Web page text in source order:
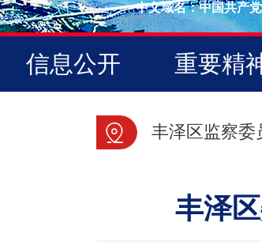
中文域名：中国共产
信息公开 重要精
丰泽区监察委
丰泽